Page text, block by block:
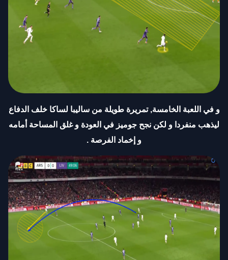
و في اللعبة الخامسة, تمريرة طويلة من ساليبا لساكا خلف الدفاع
ليذهب منفردا و لكن نجح جوميز في العودة و غلق المساحة أمامه
و إخماد الفرصة .